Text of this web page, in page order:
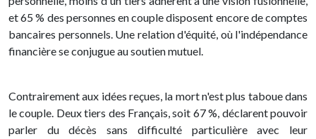
et 65 % des personnes en couple disposent encore de comptes
bancaires personnels. Une relation d'équité, où l'indépendance
financière se conjugue au soutien mutuel.
Contrairement aux idées reçues, la mort n'est plus taboue dans
le couple. Deux tiers des Français, soit 67 %, déclarent pouvoir
parler du décès sans difficulté particulière avec leur